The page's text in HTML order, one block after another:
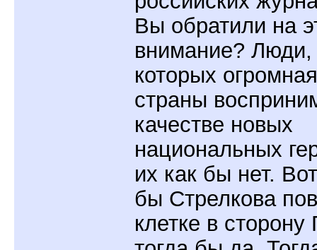
Вы обратили на
внимание? Люди,
которых
страны
качестве новых
национальных
их как бы нет.
бы Стрелкова
клетке в сторону